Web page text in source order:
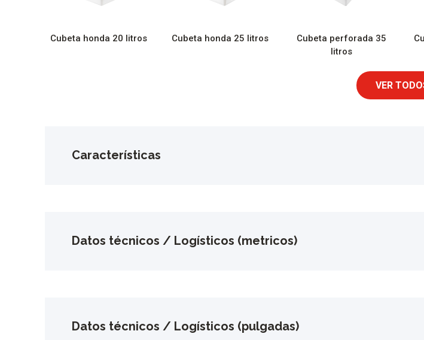
Cubeta honda 20 litros Cubeta honda 25 litros
Cubeta perforada 35
litros
VER
Características
Datos técnicos / Logísticos (metricos)
Datos técnicos / Logísticos (pulgadas)